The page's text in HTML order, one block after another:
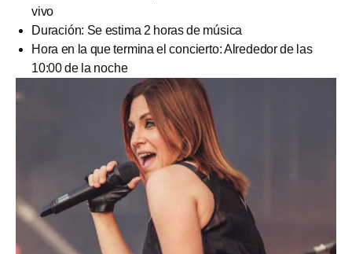
vivo
Duración: Se estima 2 horas de música
Hora en la que termina el concierto: Alrededor de las
10:00 de la noche